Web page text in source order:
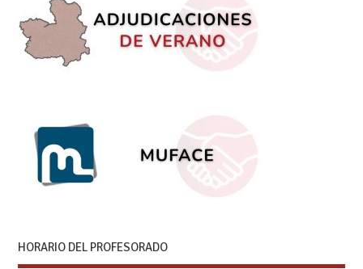
HORARIO DEL PROFESORADO